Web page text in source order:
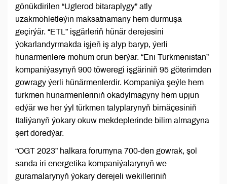
gönükdirilen “Uglerod bitaraplygy” atly
uzakmöhletleýin maksatnamany hem durmuşa
geçirýär. “ETL” işgärleriň hünär derejesini
ýokarlandyrmakda işjeň iş alyp baryp, ýerli
hünärmenlere möhüm orun berýär. “Eni Turkmenistan”
kompaniýasynyň 900 töweregi işgäriniň 95 göterimden
gowragy ýerli hünärmenlerdir. Kompaniýa şeýle hem
türkmen hünärmenleriniň okadylmagyny hem üpjün
edýär we her ýyl türkmen talyplarynyň birnäçesiniň
Italiýanyň ýokary okuw mekdeplerinde bilim almagyna
şert döredýär.
“OGT 2023” halkara forumyna 700-den gowrak, şol
sanda iri energetika kompaniýalarynyň we
guramalarynyň ýokary derejeli wekilleriniň